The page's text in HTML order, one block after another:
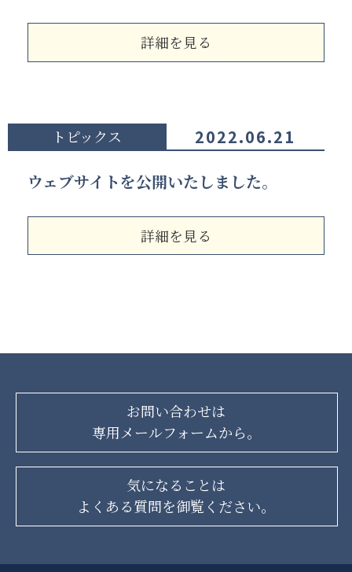
詳細を見る
トピックス
2022.06.21
ウェブサイトを公開いたしました。
詳細を見る
お問い合わせは
専用メールフォームから。
気になることは
よくある質問を御覧ください。